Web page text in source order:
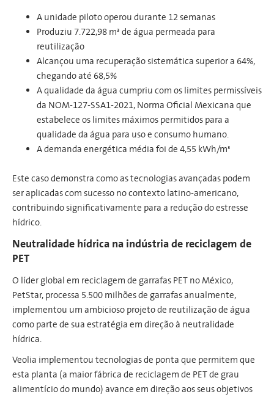
A unidade piloto operou durante 12 semanas
Produziu 7.722,98 m³ de água permeada para
reutilização
Alcançou uma recuperação sistemática superior a 64%,
chegando até 68,5%
A qualidade da água cumpriu com os limites permissíveis
da NOM-127-SSA1-2021, Norma Oficial Mexicana que
estabelece os limites máximos permitidos para a
qualidade da água para uso e consumo humano.
A demanda energética média foi de 4,55 kWh/m³
Este caso demonstra como as tecnologias avançadas podem
ser aplicadas com sucesso no contexto latino-americano,
contribuindo significativamente para a redução do estresse
hídrico.
Neutralidade hídrica na indústria de reciclagem de
PET
O líder global em reciclagem de garrafas PET no México,
PetStar, processa 5.500 milhões de garrafas anualmente,
implementou um ambicioso projeto de reutilização de água
como parte de sua estratégia em direção à neutralidade
hídrica.
Veolia implementou tecnologias de ponta que permitem que
esta planta (a maior fábrica de reciclagem de PET de grau
alimentício do mundo) avance em direção aos seus objetivos